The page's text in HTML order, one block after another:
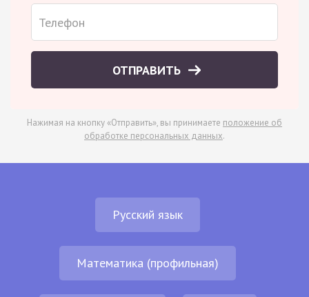
ОТПРАВИТЬ
Нажимая на кнопку «Отправить», вы принимаете положение об
обработке персональных данных.
Русский язык
Математика (профильная)